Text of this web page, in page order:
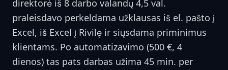
direktorė iš 8 darbo valandų 4,5 val.
praleisdavo perkeldama užklausas iš el. pašto į
Excel, iš Excel į Rivilę ir siųsdama priminimus
klientams. Po automatizavimo (500 €, 4
dienos) tas pats darbas užima 45 min. per